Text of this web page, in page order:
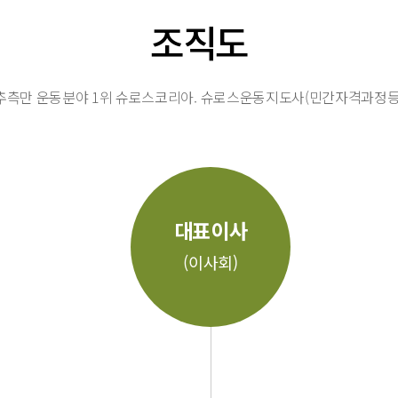
조직도
측만 운동분야 1위 슈로스코리아. 슈로스운동지도사(민간자격과정
대표이사
(이사회)